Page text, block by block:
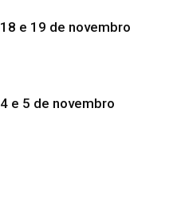
e 19 de novembro
e 5 de novembro